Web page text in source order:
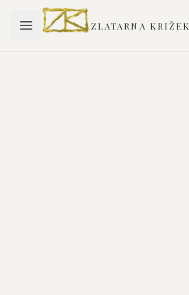
ZLATARNA KRIŽEK